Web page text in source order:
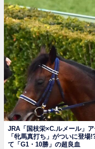
JRA「国枝栄×C.ルメール」
「牝馬真打ち」がついに登
て「G1・10勝」の超良血